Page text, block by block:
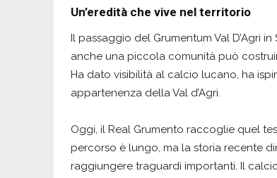
Un’eredità che vive nel territorio
Il passaggio del Grumentum Val D’Agri
anche una piccola comunità può
Ha dato visibilità al calcio lucano, ha
appartenenza della Val d’Agri.
Oggi, il Real Grumento raccoglie quel
percorso è lungo, ma la storia recente
raggiungere traguardi importanti. Il